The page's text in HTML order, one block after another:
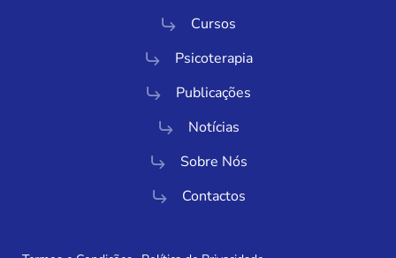
Cursos
Psicoterapia
Publicações
Notícias
Sobre Nós
Contactos